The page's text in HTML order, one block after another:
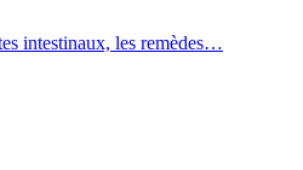
intestinaux, les remèdes…